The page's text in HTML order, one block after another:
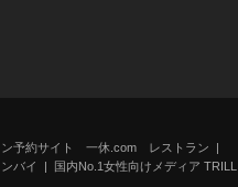
ン予約サイト 一休.com レストラン
バイ
国内No.1女性向けメディア TRILL